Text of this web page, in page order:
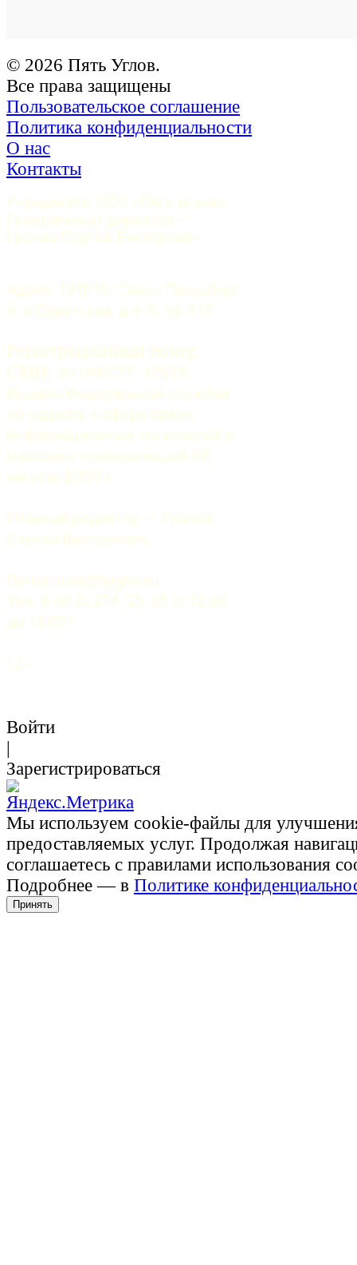
© 2026 Пять Углов.
Все права защищены
Пользовательское соглашение
Политика конфиденциальности
О нас
Контакты
Учредитель ООО «Пять углов».
Генеральный директор —
Грачев Сергей Викторович
Адрес: 191015, Санкт-Петербург,
9-я Советская, д.4-6, оф.415
Регистрационный номер
СМИ: Эл №ФС77-37070.
Выдано Федеральной службой
по надзору в сфере связи,
информационных технологий и
массовых коммуникаций 06
августа 2009 г.
Главный редактор — Грачев
Сергей Викторович.
Почта: mail@5uglov.ru
Тел. 8 (812) 274-35-25 (c 12.00
до 18.00)
12+
Войти
|
Зарегистрироваться
Мы используем cookie-файлы для
предоставляемых услуг. Продолжая
соглашаетесь с правилами использования
Подробнее — в Политике
Принять